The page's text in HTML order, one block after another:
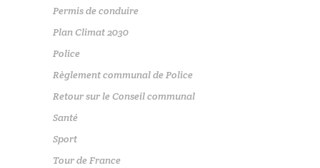
Permis de conduire
Plan Climat 2030
Police
Règlement communal de Police
Retour sur le Conseil communal
Santé
Sport
Tour de France